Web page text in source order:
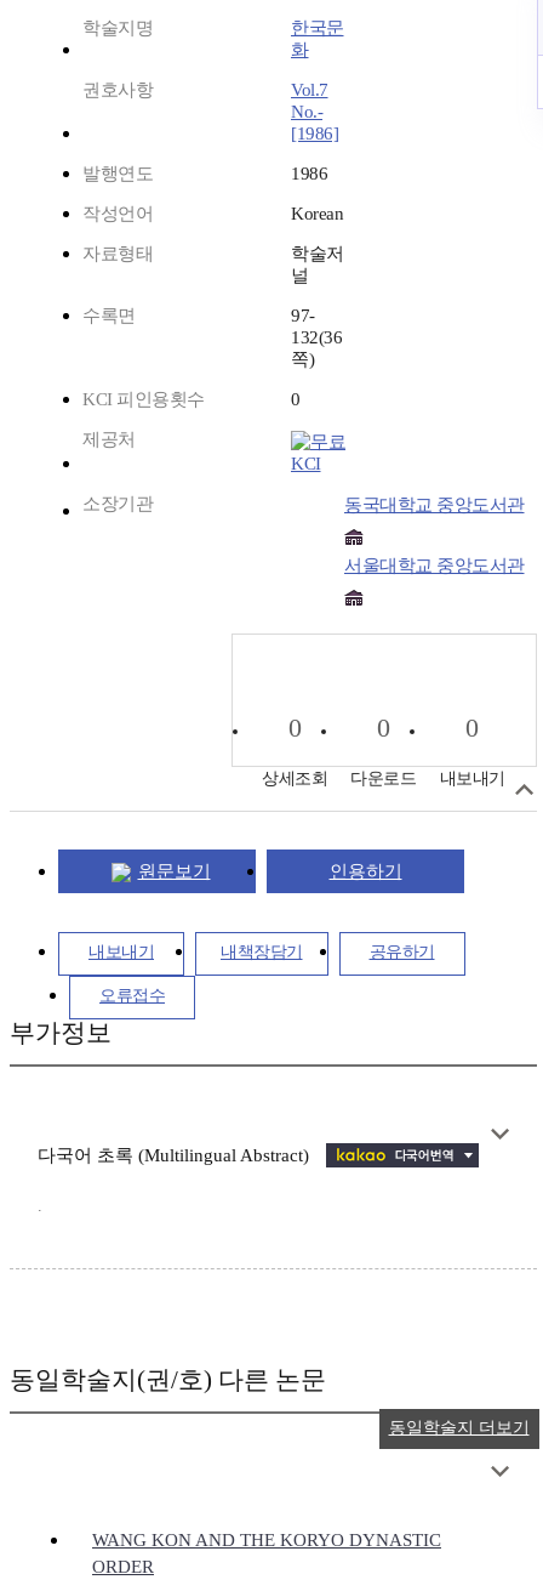
학술지명
한국문
화
권호사항
Vol.7
No.-
[1986]
발행연도 1986
작성언어 Korean
자료형태
학술저
널
수록면
97-
132(36
쪽)
KCI 피인용횟수 0
제공처
KCI
소장기관 동국대학교 중앙도서관
서울대학교 중앙도서관
0
상세조회
0
다운로드
0
내보내기
원문보기 인용하기
내보내기 내책장담기 공유하기
오류접수
부가정보
다국어 초록 (Multilingual Abstract)
.
동일학술지(권/호) 다른 논문
WANG KON AND THE KORYO DYNASTIC
ORDER
동일학술지 더보기